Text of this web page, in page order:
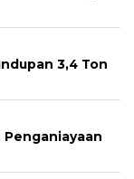
3,4 Ton
Penganiayaan